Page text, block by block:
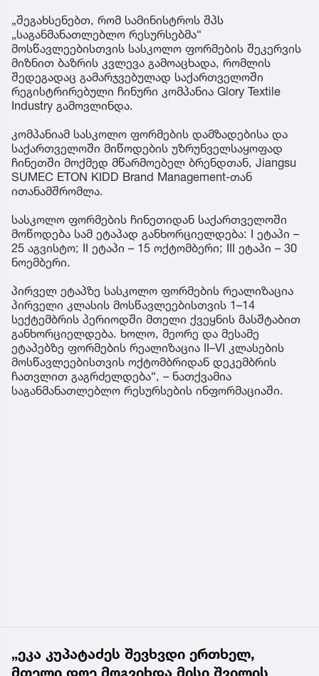
„შეგახსენებთ, რომ სამინისტროს შპს
„საგანმანათლებლო რესურსებმა“
მოსწავლეებისთვის სასკოლო ფორმების შეკერვის
მიზნით ბაზრის კვლევა გამოაცხადა, რომლის
შედეგადაც გამარჯვებულად საქართველოში
რეგისტრირებული ჩინური კომპანია Glory Textile
Industry გამოვლინდა.
კომპანიამ სასკოლო ფორმების დამზადებისა და
საქართველოში მიწოდების უზრუნველსაყოფად
ჩინეთში მოქმედ მწარმოებელ ბრენდთან, Jiangsu
SUMEC ETON KIDD Brand Management-თან
ითანამშრომლა.
სასკოლო ფორმების ჩინეთიდან საქართველოში
მოწოდება სამ ეტაპად განხორციელდება: I ეტაპი –
25 აგვისტო; II ეტაპი – 15 ოქტომბერი; III ეტაპი – 30
ნოემბერი.
პირველ ეტაპზე სასკოლო ფორმების რეალიზაცია
პირველი კლასის მოსწავლეებისთვის 1–14
სექტემბრის პერიოდში მთელი ქვეყნის მასშტაბით
განხორციელდება. ხოლო, მეორე და მესამე
ეტაპებზე ფორმების რეალიზაცია II–VI კლასების
მოსწავლეებისთვის ოქტომბრიდან დეკემბრის
ჩათვლით გაგრძელდება“, – ნათქვამია
საგანმანათლებლო რესურსების ინფორმაციაში.
„ეკა კუპატაძეს შევხვდი ერთხელ,
მთელი დღე მოგვიხდა მისი შვილის